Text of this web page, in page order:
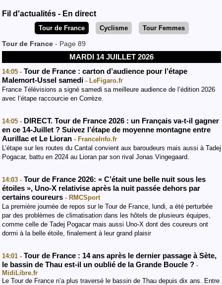
Fil d'actualités - En direct
Tour de France Cyclisme Tour Femmes
Tour de France - Page 89
MARDI 14 JUILLET 2026
14:05 - Tour de France : carton d’audience pour l’étape
Malemort-Ussel samedi - LeFigaro.fr
France Télévisions a signé samedi sa meilleure audience de l’édition 2026
avec l’étape raccourcie en Corrèze.
14:05 - DIRECT. Tour de France 2026 : un Français va-t-il gagner
en ce 14-Juillet ? Suivez l’étape de moyenne montagne entre
Aurillac et Le Lioran - FranceInfo.fr
L’étape sur les routes du Cantal convient aux baroudeurs mais aussi à Tadej
Pogacar, battu en 2024 au Lioran par son rival Jonas Vingegaard.
14:03 - Tour de France 2026: « C’était une belle nuit sous les
étoiles », Uno-X relativise après la nuit passée dehors par
certains coureurs - RMCSport
La première journée de repos sur le Tour de France, lundi, a été perturbée
par des problèmes de climatisation dans les hôtels de plusieurs équipes,
comme celle de Tadej Pogacar mais aussi Uno-X dont des coureurs ont
dormi à la belle étoile, finalement à leur grand plaisir
14:01 - Tour de France : 14 ans après le dernier passage à Sète,
le bassin de Thau est-il un oublié de la Grande Boucle ? -
MidiLibre.fr
Le Tour de France n’a plus traversé le bassin de Thau depuis dix ans. Entre